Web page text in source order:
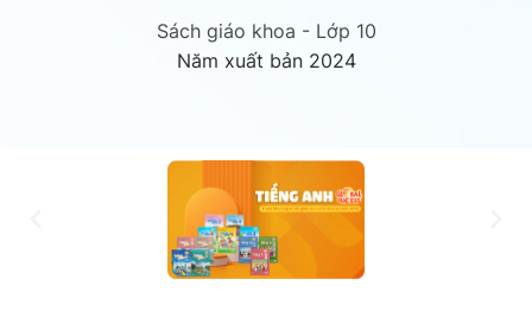
Sách giáo khoa - Lớp 10
Năm xuất bản 2024